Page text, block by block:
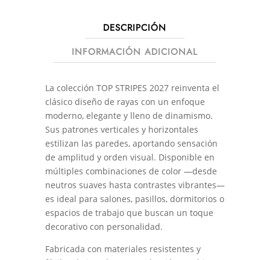
DESCRIPCIÓN
INFORMACIÓN ADICIONAL
La colección TOP STRIPES 2027 reinventa el
clásico diseño de rayas con un enfoque
moderno, elegante y lleno de dinamismo.
Sus patrones verticales y horizontales
estilizan las paredes, aportando sensación
de amplitud y orden visual. Disponible en
múltiples combinaciones de color —desde
neutros suaves hasta contrastes vibrantes—
es ideal para salones, pasillos, dormitorios o
espacios de trabajo que buscan un toque
decorativo con personalidad.
Fabricada con materiales resistentes y